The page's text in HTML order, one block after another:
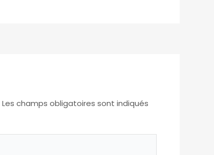
Les champs obligatoires sont indiqués